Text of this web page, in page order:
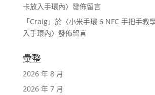
卡放入手環內〉發佈留言
「Craig」於〈小米手環 6 NFC 手把手教
入手環內〉發佈留言
彙整
2026 年 8 月
2026 年 7 月